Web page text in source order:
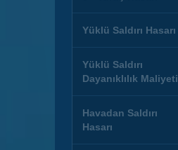
Yüklü Saldırı Hasarı
Yüklü Saldırı
Dayanıklılık Maliyeti
Havadan Saldırı
Hasarı